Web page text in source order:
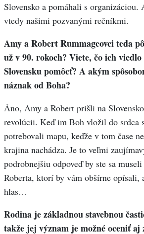
Slovensko a pomáhali s
vtedy našimi pozvanými rečníkmi.
Amy a Robert Rummageovci teda
už v 90. rokoch? Viete, čo ich
Slovensku pomôcť? A akým
náznak od Boha?
Áno, Amy a Robert prišli na
revolúcii. Keď im Boh vložil do srdca
potrebovali mapu, keďže v tom čase
krajina nachádza. Je to veľmi
podrobnejšiu odpoveď by ste sa
Roberta, ktorí by vám obšírne opísali,
hlas…
Rodina je základnou stavebnou
takže jej význam je možné oceniť aj